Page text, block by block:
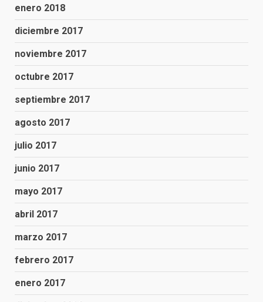
enero 2018
diciembre 2017
noviembre 2017
octubre 2017
septiembre 2017
agosto 2017
julio 2017
junio 2017
mayo 2017
abril 2017
marzo 2017
febrero 2017
enero 2017